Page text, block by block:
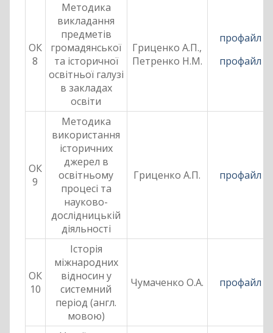
ОК
8
Методика
викладання
предметів
громадянської
та історичної
освітньої галузі
в закладах
освіти
Гриценко А.П.,
Петренко Н.М.
профайл
профайл
ОК
9
Методика
використання
історичних
джерел в
освітньому
процесі та
науково-
дослідницькій
діяльності
Гриценко А.П. профайл
ОК
10
Історія
міжнародних
відносин у
системний
період (англ.
мовою)
Чумаченко О.А. профайл